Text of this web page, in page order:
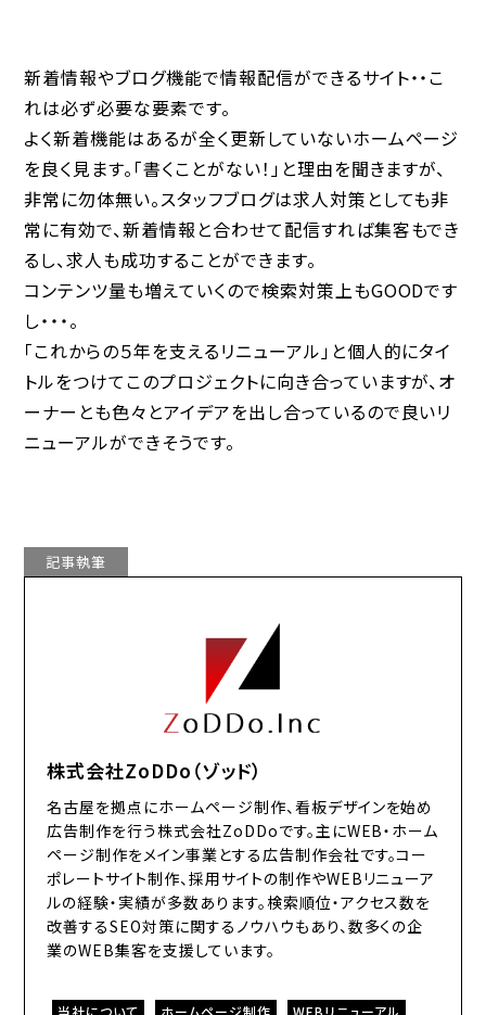
新着情報やブログ機能で情報配信ができるサイト・・こ
れは必ず必要な要素です。
よく新着機能はあるが全く更新していないホームページ
を良く見ます。「書くことがない！」と理由を聞きますが、
非常に勿体無い。スタッフブログは求人対策としても非
常に有効で、新着情報と合わせて配信すれば集客もでき
るし、求人も成功することができます。
コンテンツ量も増えていくので検索対策上もGOODです
し・・・。
「これからの５年を支えるリニューアル」と個人的にタイ
トルをつけてこのプロジェクトに向き合っていますが、オ
ーナーとも色々とアイデアを出し合っているので良いリ
ニューアルができそうです。
記事執筆
株式会社ZoDDo（ゾッド）
名古屋を拠点にホームページ制作、看板デザインを始め
広告制作を行う株式会社ZoDDoです。主にWEB・ホーム
ページ制作をメイン事業とする広告制作会社です。コー
ポレートサイト制作、採用サイトの制作やWEBリニューア
ルの経験・実績が多数あります。検索順位・アクセス数を
改善するSEO対策に関するノウハウもあり、数多くの企
業のWEB集客を支援しています。